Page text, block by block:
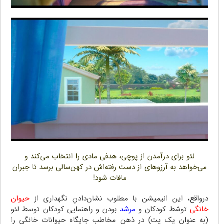
لئو برای درآمدن از پوچی، هدفی مادی را انتخاب می‌کند و
می‌خواهد به آرزوهای از دست رفته‌اش در کهن‌سالی برسد تا جبران
مافات شود!
درواقع، این انیمیشن با مطلوب نشان‌دادنِ نگهداری ازحیوان
خانگی توسّط کودکان و مرشد بودن و راهنمایی کودکان توسط لئو
(به عنوان یک پِت) در ذهن مخاطب جایگاه حیوانات خانگی را